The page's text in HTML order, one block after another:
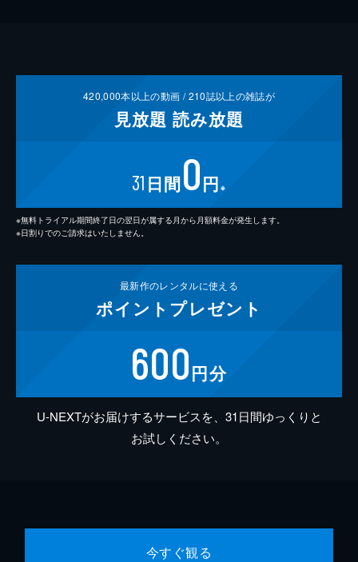
420,000本以上の動画 /210誌以上の雑誌が
見放題 読み放題
31 日間0円 ※
※無料トライアル期間終了日の翌日が属する月から月額料金が発生します。
※日割りでのご請求はいたしません。
最新作のレンタルに使える
ポイント プレゼント
600円分
U-NEXTがお届けするサービスを、31日間ゆっくりと
お試しください。
今すぐ観る